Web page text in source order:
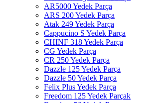
AR5000 Yedek Parça
ARS 200 Yedek Parça
Atak 249 Yedek Parça
Cappucino S Yedek Parça
CHINF 318 Yedek Parça
CG Yedek Parça
CR 250 Yedek Parça
Dazzle 125 Yedek Parça
Dazzle 50 Yedek Parça
Felix Plus Yedek Parça
Freedom 125 Yedek Parçak